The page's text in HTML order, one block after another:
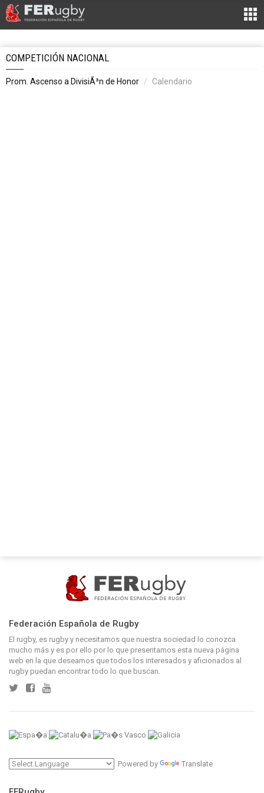
COMPETICIÓN NACIONAL
Prom. Ascenso a DivisiÃ³n de Honor Calendario
Federación Española de Rugby
El rugby, es rugby y necesitamos que nuestra sociedad lo conozca
mucho más y es por ello por lo que presentamos esta nueva página
web en la que deseamos que todos los interesados y aficionados al
rugby puedan encontrar todo lo que buscan.
Powered by Translate